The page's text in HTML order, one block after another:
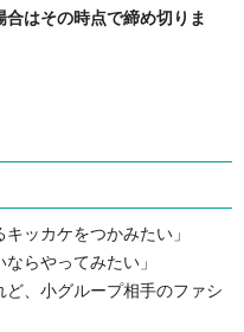
合はその時点で締め切りま
ッカケをつかみたい」
らやってみたい」
ど、小グループ相手のファシ